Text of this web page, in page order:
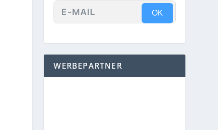
OK
WERBEPARTNER